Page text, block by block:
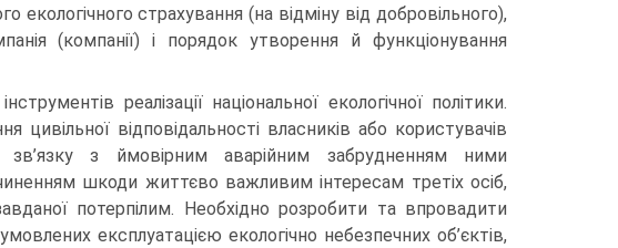
страхування (на відміну від добровільного),
(компанії) і порядок утворення й функціонування
реалізації національної екологічної політики.
цивільної відповідальності влас­ників або користувачів
зв’язку з ймовірним аварійним забрудненням ними
шкоди життєво важливим інтересам третіх осіб,
потерпілим. Необхідно розробити та впровадити
експлуатацією екологічно небезпечних об’єктів,